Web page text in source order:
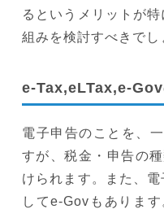
るというメリットが
組みを検討すべきでし
e-Tax,eLTax,e-
電子申告のことを、
すが、税金・申告の
けられます。また、
してe-Govもありま